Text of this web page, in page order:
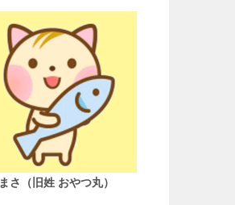
まさ（旧姓 おやつ丸）